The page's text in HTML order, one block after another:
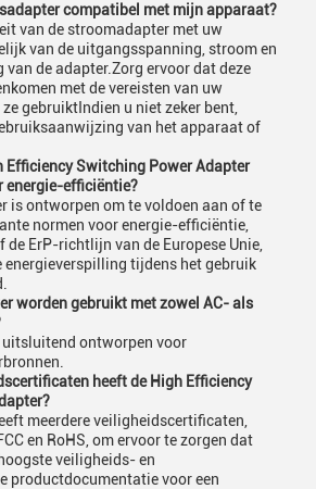
compatibel met mijn apparaat?
van de stroomadapter met uw
van de uitgangsspanning, stroom en
de adapter.Zorg ervoor dat deze
met de vereisten van uw
gebruiktIndien u niet zeker bent,
van het apparaat of
Efficiency Switching Power Adapter
energie-efficiëntie?
is ontworpen om te voldoen aan of te
normen voor energie-efficiëntie,
de ErP-richtlijn van de Europese Unie,
tijdens het gebruik
worden gebruikt met zowel AC- als
uitsluitend ontworpen voor
heeft de High Efficiency
meerdere veiligheidscertificaten,
en RoHS, om ervoor te zorgen dat
veiligheids- en
productdocumentatie voor een